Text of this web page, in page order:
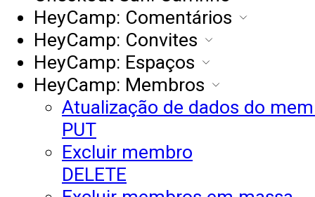
HeyCamp: Comentários
HeyCamp: Convites
HeyCamp: Espaços
HeyCamp: Membros
Atualização de dados do
PUT
Excluir membro
DELETE